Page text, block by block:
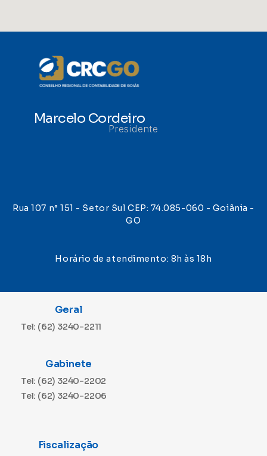
Marcelo Cordeiro
Presidente
Rua 107 n° 151 - Setor Sul CEP: 74.085-060 - Goiânia -
GO
Horário de atendimento: 8h às 18h
Geral
Tel: (62) 3240-2211
Gabinete
Tel: (62) 3240-2202
Tel: (62) 3240-2206
Fiscalização